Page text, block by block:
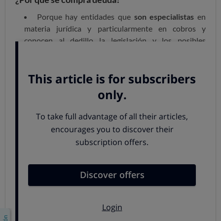
Porque hay entidades queson especialistas en
materia jurídica y particularmente en cobros y
conocen al dedillo la legislación y los posibles
desembolso, les puede devolverjugosos beneficios
pueden exigir capital e intereses.
Porque han creado un entramado muy profesional
en torno al cobro de morosos ysaben cómo actuar.
La cara oscura de las empresas de
El grave problema que surge con las empresas que